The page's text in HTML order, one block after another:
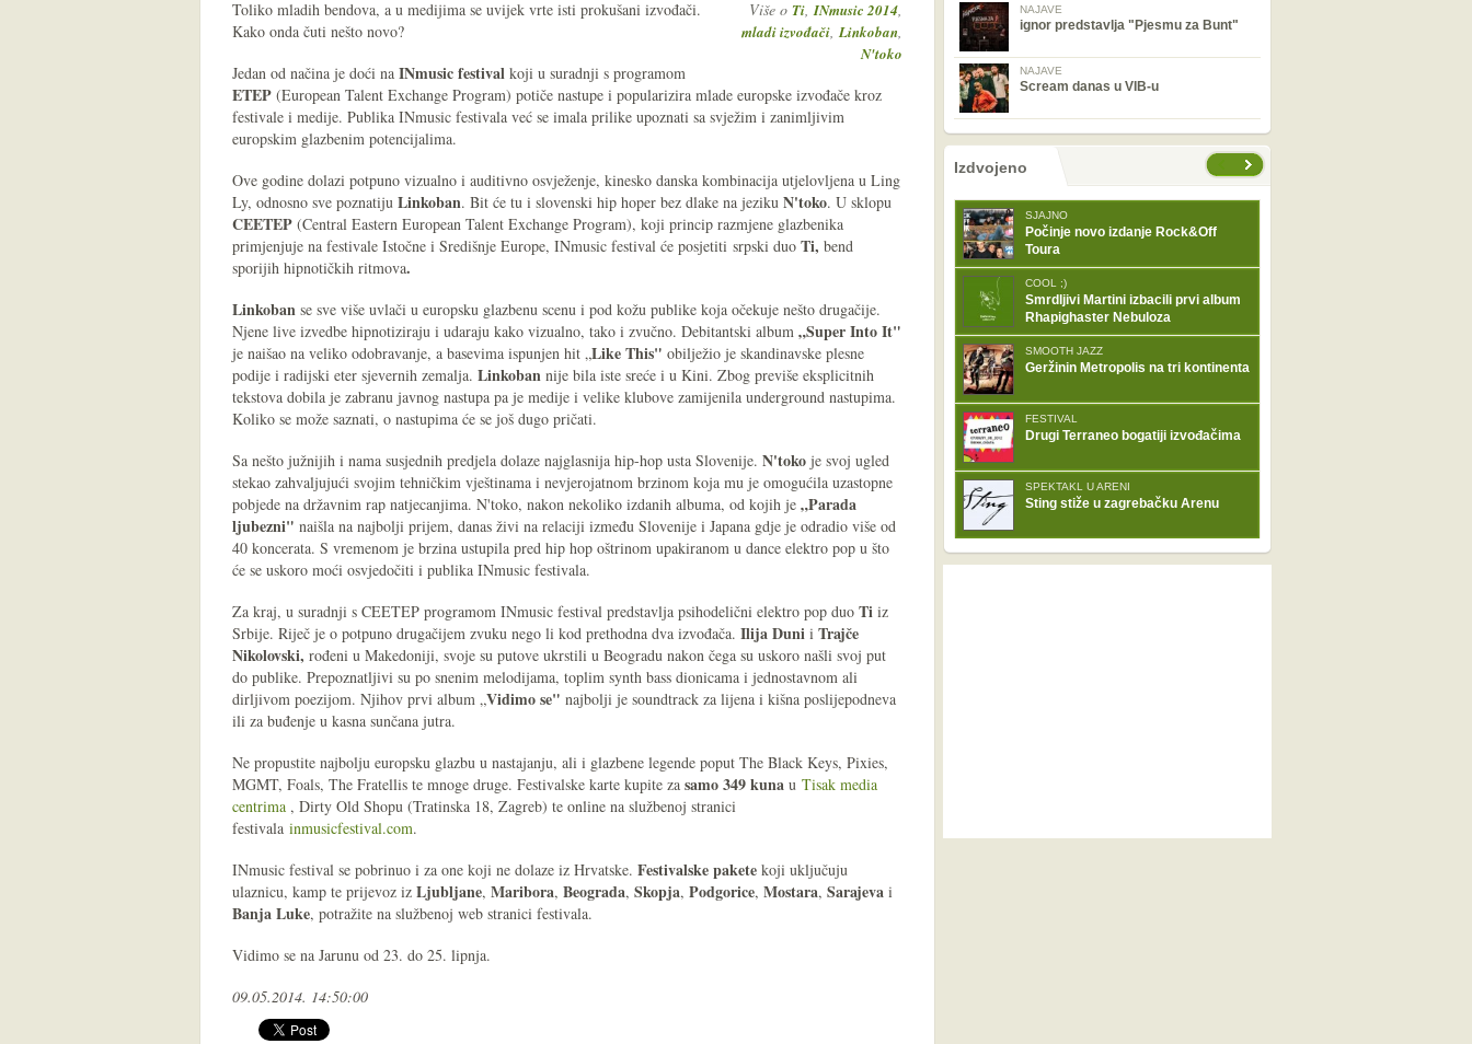
Više o Ti,INmusic 2014,
mladi izvođači,Linkoban,
N'toko
Toliko mladih bendova, a u medijima se uvijek vrte isti prokušani izvođači.
Kako onda čuti nešto novo?
Jedan od načina je doći na INmusic festival koji u suradnji s programom
ETEP (European Talent Exchange Program) potiče nastupe i popularizira mlade europske izvođače kroz
festivale i medije. Publika INmusic festivala već se imala prilike upoznati sa svježim i zanimljivim
europskim glazbenim potencijalima.
Ove godine dolazi potpuno vizualno i auditivno osvježenje, kinesko danska kombinacija utjelovljena u Ling
Ly, odnosno sve poznatiju Linkoban. Bit će tu i slovenski hip hoper bez dlake na jeziku N'toko. U sklopu
CEETEP (Central Eastern European Talent Exchange Program), koji princip razmjene glazbenika
primjenjuje na festivale Istočne i Središnje Europe, INmusic festival će posjetiti srpski duo Ti, bend
sporijih hipnotičkih ritmova.
Linkoban se sve više uvlači u europsku glazbenu scenu i pod kožu publike koja očekuje nešto drugačije.
Njene live izvedbe hipnotiziraju i udaraju kako vizualno, tako i zvučno. Debitantski album „Super Into It"
je naišao na veliko odobravanje, a basevima ispunjen hit „Like This" obilježio je skandinavske plesne
podije i radijski eter sjevernih zemalja. Linkoban nije bila iste sreće i u Kini. Zbog previše eksplicitnih
tekstova dobila je zabranu javnog nastupa pa je medije i velike klubove zamijenila underground nastupima.
Koliko se može saznati, o nastupima će se još dugo pričati.
Sa nešto južnijih i nama susjednih predjela dolaze najglasnija hip-hop usta Slovenije. N'toko je svoj ugled
stekao zahvaljujući svojim tehničkim vještinama i nevjerojatnom brzinom koja mu je omogućila uzastopne
pobjede na državnim rap natjecanjima. N'toko, nakon nekoliko izdanih albuma, od kojih je „Parada
ljubezni" naišla na najbolji prijem, danas živi na relaciji između Slovenije i Japana gdje je odradio više od
40 koncerata. S vremenom je brzina ustupila pred hip hop oštrinom upakiranom u dance elektro pop u što
će se uskoro moći osvjedočiti i publika INmusic festivala.
Za kraj, u suradnji s CEETEP programom INmusic festival predstavlja psihodelični elektro pop duo Ti iz
Srbije. Riječ je o potpuno drugačijem zvuku nego li kod prethodna dva izvođača. Ilija Duni i Trajče
Nikolovski, rođeni u Makedoniji, svoje su putove ukrstili u Beogradu nakon čega su uskoro našli svoj put
do publike. Prepoznatljivi su po snenim melodijama, toplim synth bass dionicama i jednostavnom ali
dirljivom poezijom. Njihov prvi album „Vidimo se" najbolji je soundtrack za lijena i kišna poslijepodneva
ili za buđenje u kasna sunčana jutra.
Ne propustite najbolju europsku glazbu u nastajanju, ali i glazbene legende poput The Black Keys, Pixies,
MGMT, Foals, The Fratellis te mnoge druge. Festivalske karte kupite za samo 349 kuna u Tisak media
centrima , Dirty Old Shopu (Tratinska 18, Zagreb) te online na službenoj stranici
festivala inmusicfestival.com.
INmusic festival se pobrinuo i za one koji ne dolaze iz Hrvatske. Festivalske pakete koji uključuju
ulaznicu, kamp te prijevoz iz Ljubljane, Maribora, Beograda, Skopja, Podgorice, Mostara, Sarajeva i
Banja Luke, potražite na službenoj web stranici festivala.
Vidimo se na Jarunu od 23. do 25. lipnja.
09.05.2014. 14:50:00
NAJAVE
ignor predstavlja "Pjesmu za Bunt"
NAJAVE
Scream danas u VIB-u
nema prethodne stranice
sljedećeIzdvojeno
SJAJNO
Počinje novo izdanje Rock&Off
Toura
COOL ;)
Smrdljivi Martini izbacili prvi album
Rhapighaster Nebuloza
SMOOTH JAZZ
Geržinin Metropolis na tri kontinenta
FESTIVAL
Drugi Terraneo bogatiji izvođačima
SPEKTAKL U ARENI
Sting stiže u zagrebačku Arenu